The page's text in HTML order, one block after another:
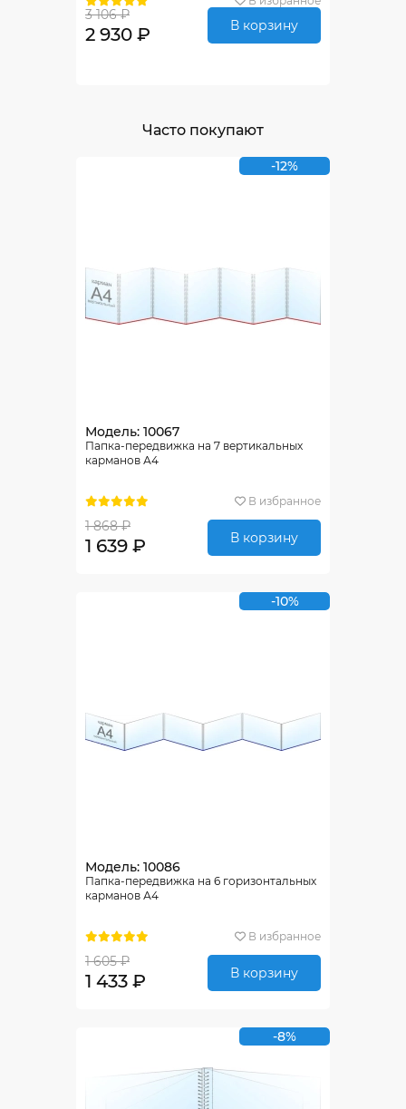
3 106 ₽
2 930 ₽ В корзину
Часто покупают
-12%
Модель: 10067
Папка-передвижка на 7 вертикальных
карманов А4
В избранное
1 868 ₽
1 639 ₽ В корзину
-10%
Модель: 10086
Папка-передвижка на 6 горизонтальных
карманов А4
В избранное
1 605 ₽
1 433 ₽ В корзину
-8%